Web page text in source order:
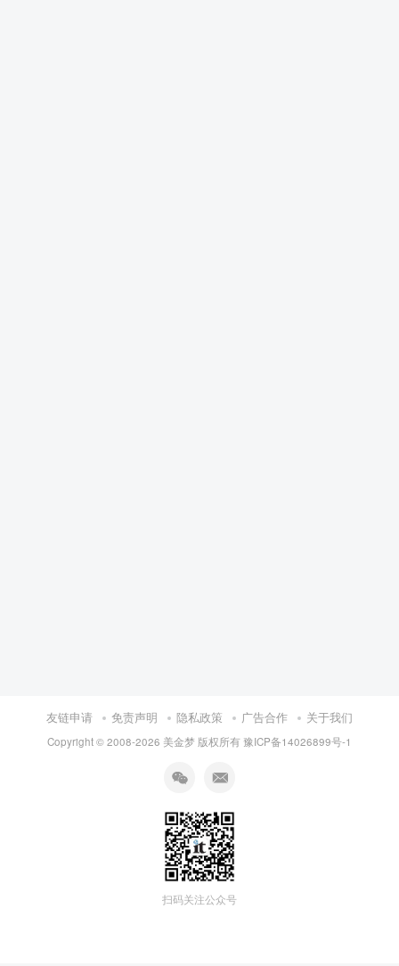
友链申请 免责声明 隐私政策 广告合作 关于我们
Copyright © 2008-2026 美金梦 版权所有 豫ICP备14026899号-1
扫码关注公众号